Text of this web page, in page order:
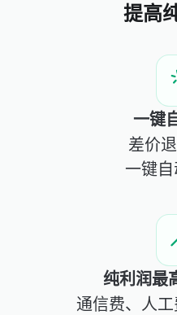
KIM META
代购自动化解决
运营YouTube频道
做了几年代购，从没想到
能自动帮你退款，我认为
我自己也在有效使用，并积
运营代购Naver咖
运营YouTube频道
做代购如果错过退款的话？
Refundy，只需一次点击就
源不断。Workways也强烈
提高
一键
差价
一键自
纯利润最
通信费、人工